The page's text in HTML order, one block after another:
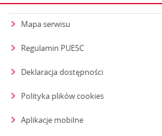
Mapa serwisu
Regulamin PUESC
Deklaracja dostępności
Polityka plików cookies
Aplikacje mobilne